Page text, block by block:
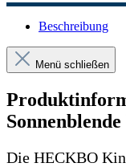
Beschreibung
Menü schließen
Die HECKBO